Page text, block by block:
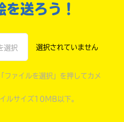
を送ろう！
選択
ァイルを選択」を押してカメ
ルサイズ10MB以下。